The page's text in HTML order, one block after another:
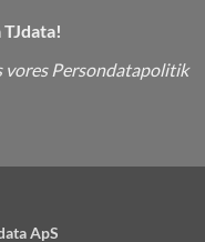
vores Persondatapolitik
ApS